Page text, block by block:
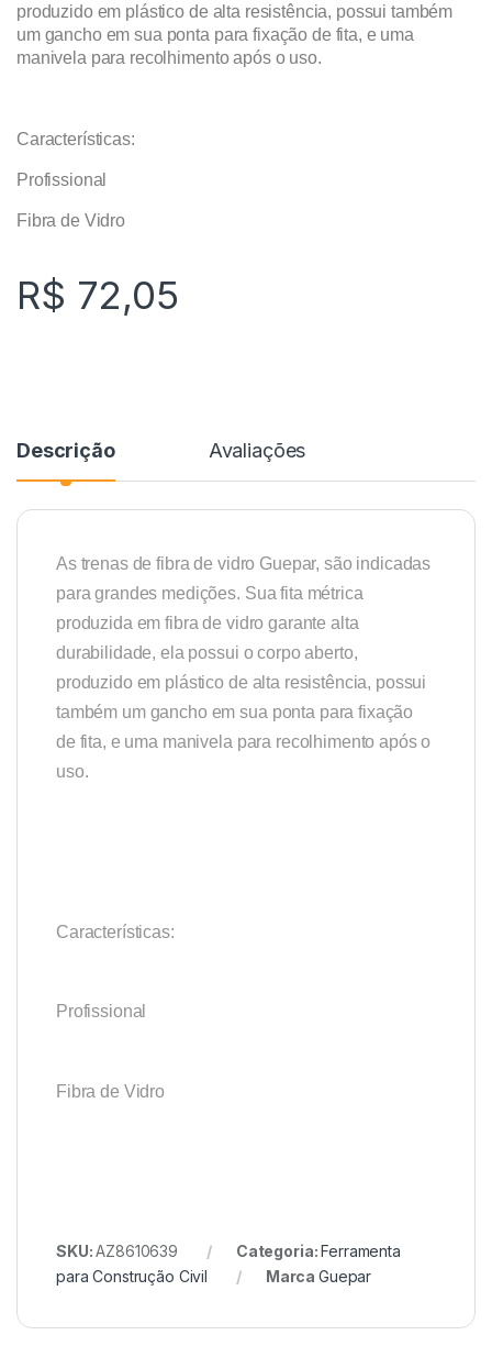
produzido em plástico de alta resistência, possui também
um gancho em sua ponta para fixação de fita, e uma
manivela para recolhimento após o uso.
Características:
Profissional
Fibra de Vidro
R$ 72,05
Descrição Avaliações
As trenas de fibra de vidro Guepar, são indicadas
para grandes medições. Sua fita métrica
produzida em fibra de vidro garante alta
durabilidade, ela possui o corpo aberto,
produzido em plástico de alta resistência, possui
também um gancho em sua ponta para fixação
de fita, e uma manivela para recolhimento após o
uso.
Características:
Profissional
Fibra de Vidro
SKU:AZ8610639 Categoria:Ferramenta
para Construção Civil
Marca Guepar